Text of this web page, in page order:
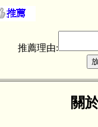
推薦理由:
關